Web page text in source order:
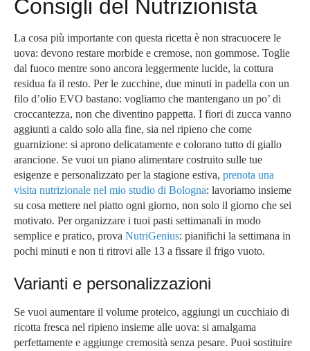
Consigli del Nutrizionista
La cosa più importante con questa ricetta è non stracuocere le
uova: devono restare morbide e cremose, non gommose. Toglie
dal fuoco mentre sono ancora leggermente lucide, la cottura
residua fa il resto. Per le zucchine, due minuti in padella con un
filo d’olio EVO bastano: vogliamo che mantengano un po’ di
croccantezza, non che diventino pappetta. I fiori di zucca vanno
aggiunti a caldo solo alla fine, sia nel ripieno che come
guarnizione: si aprono delicatamente e colorano tutto di giallo
arancione. Se vuoi un piano alimentare costruito sulle tue
esigenze e personalizzato per la stagione estiva, prenota una
visita nutrizionale nel mio studio di Bologna: lavoriamo insieme
su cosa mettere nel piatto ogni giorno, non solo il giorno che sei
motivato. Per organizzare i tuoi pasti settimanali in modo
semplice e pratico, prova NutriGenius: pianifichi la settimana in
pochi minuti e non ti ritrovi alle 13 a fissare il frigo vuoto.
Varianti e personalizzazioni
Se vuoi aumentare il volume proteico, aggiungi un cucchiaio di
ricotta fresca nel ripieno insieme alle uova: si amalgama
perfettamente e aggiunge cremosità senza pesare. Puoi sostituire